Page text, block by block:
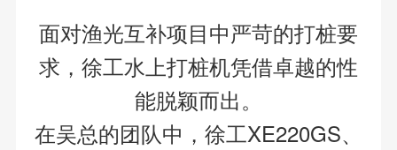
面对渔光互补项目中严苛的打桩要
求，徐工水上打桩机凭借卓越的性
能脱颖而出。
在吴总的团队中，徐工XE220GS、